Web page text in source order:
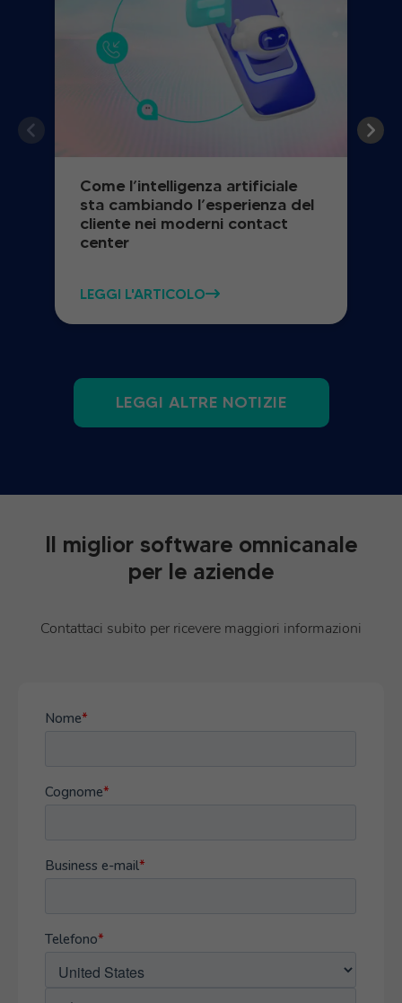
Come l’intelligenza artificiale
sta cambiando l’esperienza del
cliente nei moderni contact
center
LEGGI L'ARTICOLO
LEGGI ALTRE NOTIZIE
Il miglior software omnicanale
per le aziende
Contattaci subito per ricevere maggiori informazioni